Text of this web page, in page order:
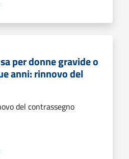
per donne gravide o
anni: rinnovo del
del contrassegno